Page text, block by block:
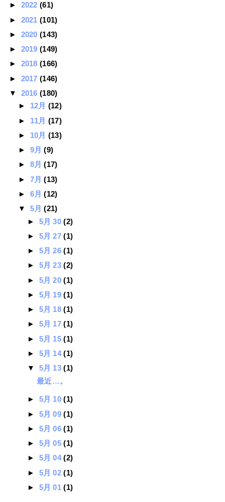
► 2022(61)
► 2021(101)
► 2020(143)
► 2019(149)
► 2018(166)
► 2017(146)
▼ 2016(180)
► 12月 (12)
► 11月 (17)
► 10月 (13)
► 9月(9)
► 8月(17)
► 7月(13)
► 6月(12)
▼ 5月(21)
► 5月 30(2)
► 5月 27(1)
► 5月 26(1)
► 5月 23(2)
► 5月 20(1)
► 5月 19(1)
► 5月 18(1)
► 5月 17(1)
► 5月 15(1)
► 5月 14(1)
▼ 5月 13(1)
最近…。
► 5月 10(1)
► 5月 09(1)
► 5月 06(1)
► 5月 05(1)
► 5月 04(2)
► 5月 02(1)
► 5月 01(1)